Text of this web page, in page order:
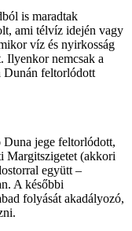
is maradtak
ami télvíz idején vagy
víz és nyirkosság
Ilyenkor nemcsak a
Dunán feltorlódott
Duna jege feltorlódott,
Margitszigetet (akkori
együtt –
A későbbi
folyását akadályozó,